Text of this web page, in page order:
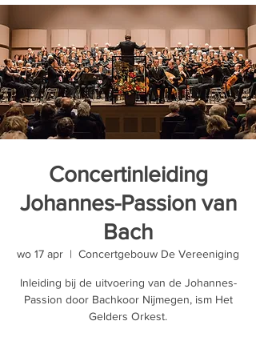
Concertinleiding
Johannes-Passion van
Bach
wo 17 apr
  |
Concertgebouw De Vereeniging
Inleiding bij de uitvoering van de Johannes-
Passion door Bachkoor Nijmegen, ism Het
Gelders Orkest.